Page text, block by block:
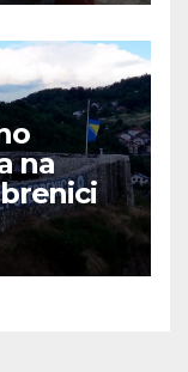
na